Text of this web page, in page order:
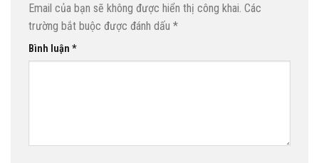
Email của bạn sẽ không được hiển thị công khai. Các
trường bắt buộc được đánh dấu *
Bình luận *